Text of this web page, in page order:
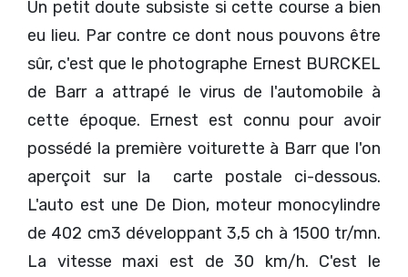
Un petit doute subsiste si cette course a bien
eu lieu. Par contre ce dont nous pouvons être
sûr, c'est que le photographe Ernest BURCKEL
de Barr a attrapé le virus de l'automobile à
cette époque. Ernest est connu pour avoir
possédé la première voiturette à Barr que l'on
aperçoit sur la carte postale ci-dessous.
L'auto est une De Dion, moteur monocylindre
de 402 cm3 développant 3,5 ch à 1500 tr/mn.
La vitesse maxi est de 30 km/h. C'est le